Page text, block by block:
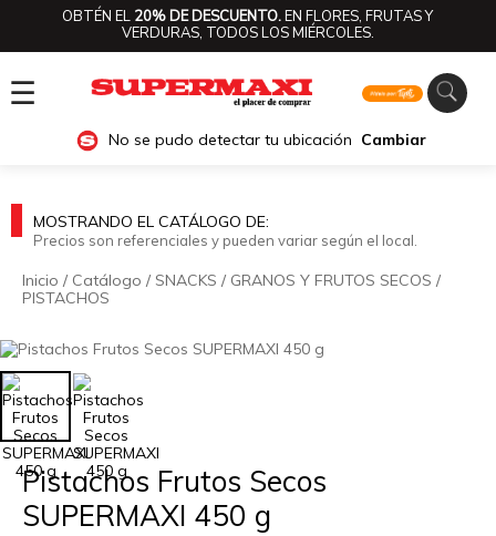
OBTÉN EL 20% DE DESCUENTO.EN FLORES, FRUTAS Y
VERDURAS, TODOS LOS MIÉRCOLES.
☰
No se pudo detectar tu ubicación Cambiar
MOSTRANDO EL CATÁLOGO DE:
Precios son referenciales y pueden variar según el local.
Inicio / Catálogo / SNACKS / GRANOS Y FRUTOS SECOS /
PISTACHOS
Pistachos Frutos Secos
SUPERMAXI 450 g